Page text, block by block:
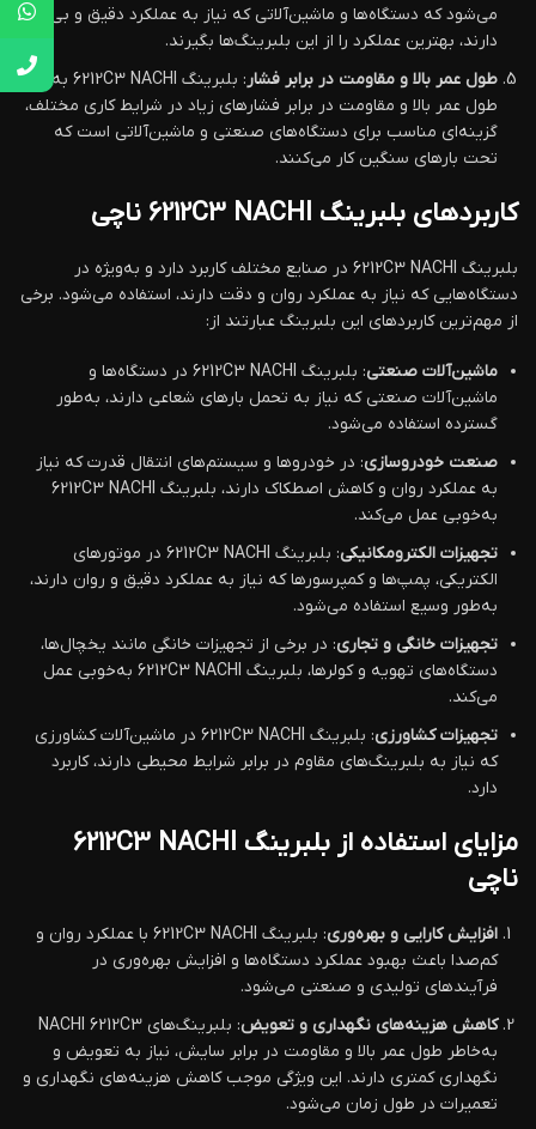
می‌شود که دستگاه‌ها و ماشین‌آلاتی که نیاز به عملکرد دقیق و بی‌صدا
دارند، بهترین عملکرد را از این بلبرینگ‌ها بگیرند.
طول عمر بالا و مقاومت در برابر فشار
: بلبرینگ 6212C3 NACHI به‌خاطر
طول عمر بالا و مقاومت در برابر فشارهای زیاد در شرایط کاری مختلف،
گزینه‌ای مناسب برای دستگاه‌های صنعتی و ماشین‌آلاتی است که
تحت بارهای سنگین کار می‌کنند.
کاربردهای بلبرینگ 6212C3 NACHI ناچی
بلبرینگ 6212C3 NACHI در صنایع مختلف کاربرد دارد و به‌ویژه در
دستگاه‌هایی که نیاز به عملکرد روان و دقت دارند، استفاده می‌شود. برخی
از مهم‌ترین کاربردهای این بلبرینگ عبارتند از:
ماشین‌آلات صنعتی
: بلبرینگ 6212C3 NACHI در دستگاه‌ها و
ماشین‌آلات صنعتی که نیاز به تحمل بارهای شعاعی دارند، به‌طور
گسترده استفاده می‌شود.
صنعت خودروسازی: در خودروها و سیستم‌های انتقال قدرت که نیاز
به عملکرد روان و کاهش اصطکاک دارند، بلبرینگ 6212C3 NACHI
به‌خوبی عمل می‌کند.
تجهیزات الکترومکانیکی
: بلبرینگ 6212C3 NACHI در موتورهای
الکتریکی، پمپ‌ها و کمپرسورها که نیاز به عملکرد دقیق و روان دارند،
به‌طور وسیع استفاده می‌شود.
تجهیزات خانگی و تجاری: در برخی از تجهیزات خانگی مانند یخچال‌ها،
دستگاه‌های تهویه و کولرها، بلبرینگ 6212C3 NACHI به‌خوبی عمل
می‌کند.
تجهیزات کشاورزی
: بلبرینگ 6212C3 NACHI در ماشین‌آلات کشاورزی
که نیاز به بلبرینگ‌های مقاوم در برابر شرایط محیطی دارند، کاربرد
دارد.
مزایای استفاده از بلبرینگ 6212C3 NACHI
ناچی
افزایش کارایی و بهره‌وری
: بلبرینگ 6212C3 NACHI با عملکرد روان و
کم‌صدا باعث بهبود عملکرد دستگاه‌ها و افزایش بهره‌وری در
فرآیندهای تولیدی و صنعتی می‌شود.
کاهش هزینه‌های نگهداری و تعویض
: بلبرینگ‌های NACHI 6212C3
به‌خاطر طول عمر بالا و مقاومت در برابر سایش، نیاز به تعویض و
نگهداری کمتری دارند. این ویژگی موجب کاهش هزینه‌های نگهداری و
تعمیرات در طول زمان می‌شود.